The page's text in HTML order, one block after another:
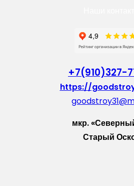
+7(910)327-
https://
мкр.
Старый